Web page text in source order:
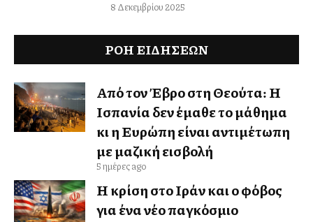
8 Δεκεμβρίου 2025
ΡΟΗ ΕΙΔΉΣΕΩΝ
Από τον Έβρο στη Θεούτα: Η
Ισπανία δεν έμαθε το μάθημα
κι η Ευρώπη είναι αντιμέτωπη
με μαζική εισβολή
5 ημέρες ago
Η κρίση στο Ιράν και ο φόβος
για ένα νέο παγκόσμιο